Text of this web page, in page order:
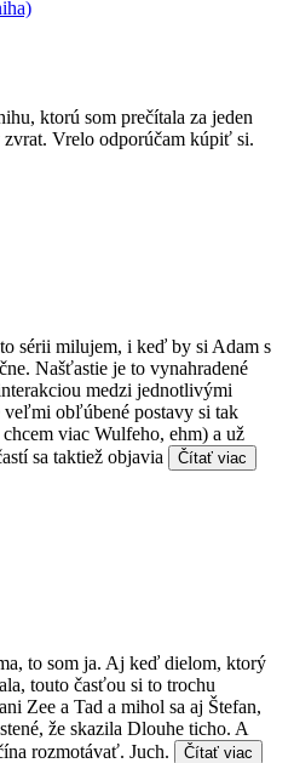
ktorú som prečítala za jeden
zvrat. Vrelo odporúčam kúpiť si.
sérii milujem, i keď by si Adam s
Našťastie je to vynahradené
medzi jednotlivými
obľúbené postavy si tak
viac Wulfeho, ehm) a už
sa taktiež objavia
Čítať viac
to som ja. Aj keď dielom, ktorý
touto časťou si to trochu
Zee a Tad a mihol sa aj Štefan,
že skazila Dlouhe ticho. A
rozmotávať. Juch.
Čítať viac